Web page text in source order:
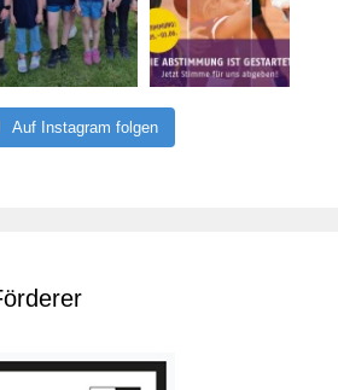
Auf Instagram folgen